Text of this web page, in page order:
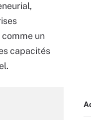
comme un
capacités